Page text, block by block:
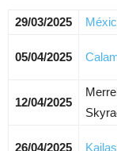
29/03/2025
05/04/2025
12/04/2025
26/04/2025